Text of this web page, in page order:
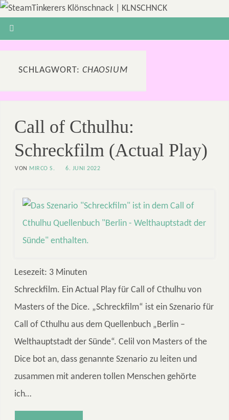
SCHLAGWORT: CHAOSIUM
Call of Cthulhu:
Schreckfilm (Actual Play)
VON MIRCO S. 6. JUNI 2022
Lesezeit: 3 Minuten
Schreckfilm. Ein Actual Play für Call of Cthulhu von
Masters of the Dice. „Schreckfilm“ ist ein Szenario für
Call of Cthulhu aus dem Quellenbuch „Berlin –
Welthauptstadt der Sünde“. Celil von Masters of the
Dice bot an, dass genannte Szenario zu leiten und
zusammen mit anderen tollen Menschen gehörte
ich…